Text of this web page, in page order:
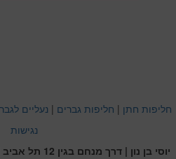
חליפות חתן | חליפות גברים | נעליים
נגישות
יוסי בן נון |